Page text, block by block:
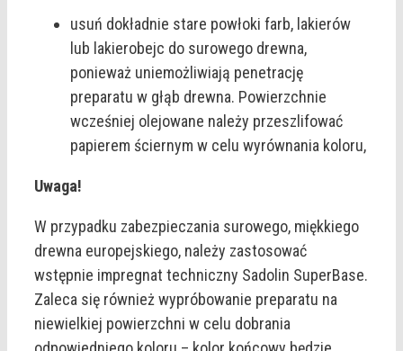
usuń dokładnie stare powłoki farb, lakierów
lub lakierobejc do surowego drewna,
ponieważ uniemożliwiają penetrację
preparatu w głąb drewna. Powierzchnie
wcześniej olejowane należy przeszlifować
papierem ściernym w celu wyrównania koloru,
Uwaga!
W przypadku zabezpieczania surowego, miękkiego
drewna europejskiego, należy zastosować
wstępnie impregnat techniczny Sadolin SuperBase.
Zaleca się również wypróbowanie preparatu na
niewielkiej powierzchni w celu dobrania